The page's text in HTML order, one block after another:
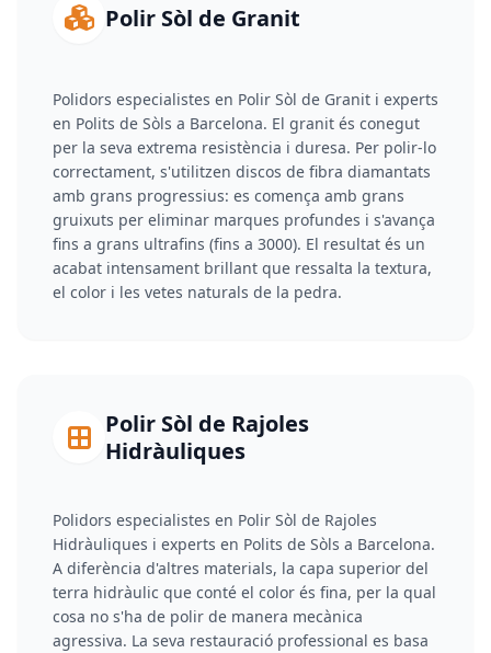
Polir Sòl de Granit
Polidors especialistes en Polir Sòl de Granit i experts
en Polits de Sòls a Barcelona. El granit és conegut
per la seva extrema resistència i duresa. Per polir-lo
correctament, s'utilitzen discos de fibra diamantats
amb grans progressius: es comença amb grans
gruixuts per eliminar marques profundes i s'avança
fins a grans ultrafins (fins a 3000). El resultat és un
acabat intensament brillant que ressalta la textura,
el color i les vetes naturals de la pedra.
Polir Sòl de Rajoles
Hidràuliques
Polidors especialistes en Polir Sòl de Rajoles
Hidràuliques i experts en Polits de Sòls a Barcelona.
A diferència d'altres materials, la capa superior del
terra hidràulic que conté el color és fina, per la qual
cosa no s'ha de polir de manera mecànica
agressiva. La seva restauració professional es basa